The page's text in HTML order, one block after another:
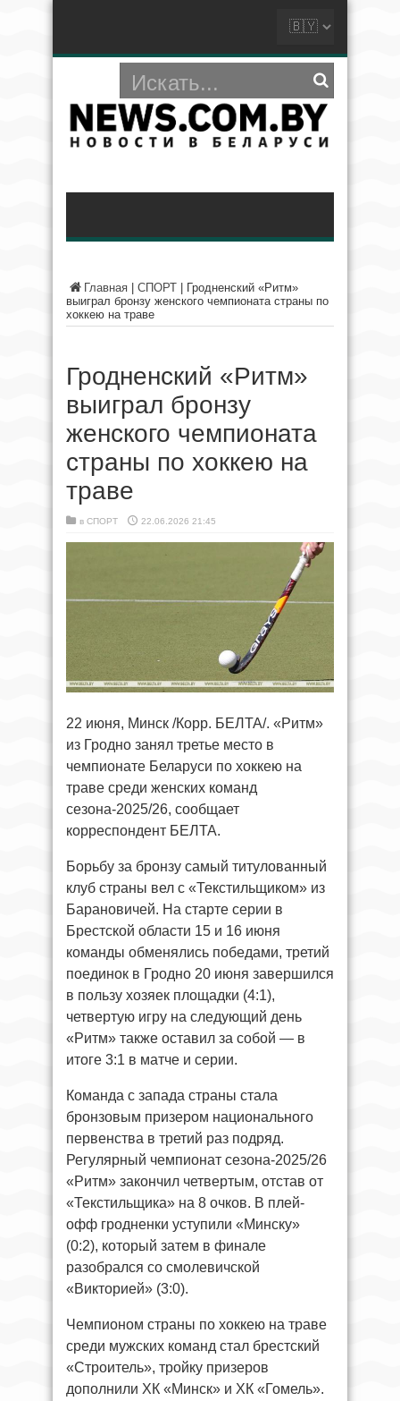
Главная СПОРТ
Гродненский «Ритм»
выиграл бронзу женского чемпионата страны по
хоккею на траве
Гродненский «Ритм»
выиграл бронзу
женского чемпионата
страны по хоккею на
траве
в СПОРТ 22.06.2026 21:45
22 июня, Минск /Корр. БЕЛТА/. «Ритм»
из Гродно занял третье место в
чемпионате Беларуси по хоккею на
траве среди женских команд
сезона-2025/26, сообщает
корреспондент БЕЛТА.
Борьбу за бронзу самый титулованный
клуб страны вел с «Текстильщиком» из
Барановичей. На старте серии в
Брестской области 15 и 16 июня
команды обменялись победами, третий
поединок в Гродно 20 июня завершился
в пользу хозяек площадки (4:1),
четвертую игру на следующий день
«Ритм» также оставил за собой — в
итоге 3:1 в матче и серии.
Команда с запада страны стала
бронзовым призером национального
первенства в третий раз подряд.
Регулярный чемпионат сезона-2025/26
«Ритм» закончил четвертым, отстав от
«Текстильщика» на 8 очков. В плей-
офф гродненки уступили «Минску»
(0:2), который затем в финале
разобрался со смолевичской
«Викторией» (3:0).
Чемпионом страны по хоккею на траве
среди мужских команд стал брестский
«Строитель», тройку призеров
дополнили ХК «Минск» и ХК «Гомель».